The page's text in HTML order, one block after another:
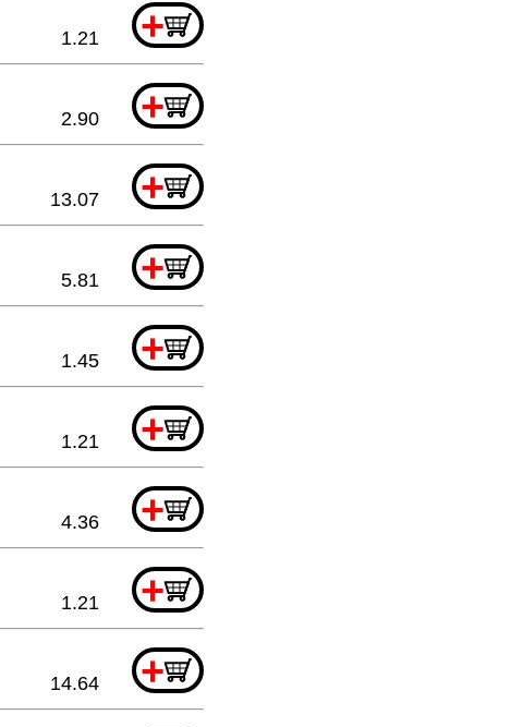
+
1.21
+
2.90
+
13.07
+
5.81
+
1.45
+
1.21
+
4.36
+
1.21
+
14.64